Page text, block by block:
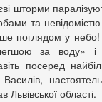
шторми
та
поглядом у небо!
за воду»
посеред
Львівської області.